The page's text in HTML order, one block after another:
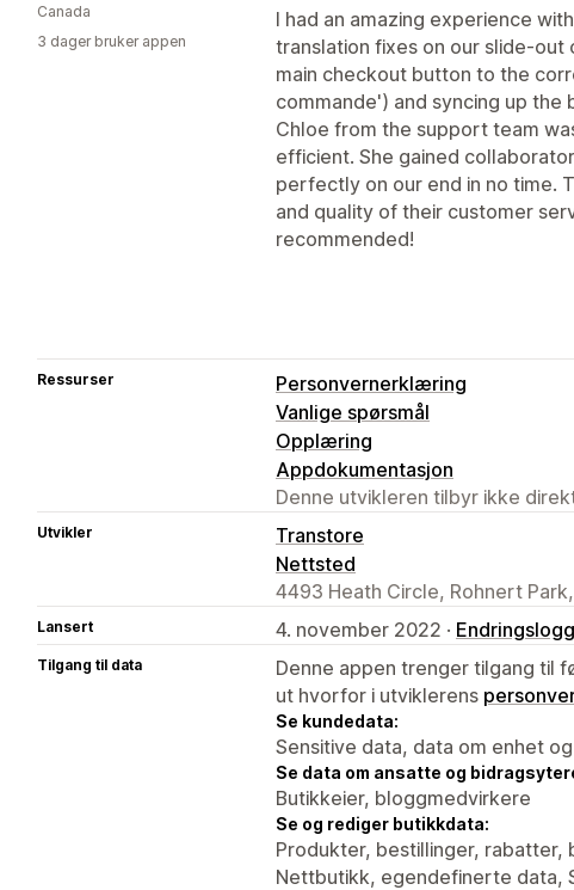
I had an amazing experience
translation fixes on our slide-
main checkout button to the
commande') and syncing up the
Chloe from the support team
efficient. She gained
perfectly on our end in no time.
and quality of their customer
recommended!
Canada
3 dager bruker appen
Ressurser
Personvernerklæring
Vanlige spørsmål
Opplæring
Appdokumentasjon
Denne utvikleren tilbyr ikke
Utvikler
Transtore
Nettsted
4493 Heath Circle, Rohnert
Lansert 4. november 2022 · Endringslogg
Tilgang til data
Denne appen trenger tilgang til
ut hvorfor i utviklerens
Se kundedata:
Sensitive data, data om enhet
Se data om ansatte og
Butikkeier, bloggmedvirkere
Se og rediger butikkdata:
Produkter, bestillinger, rabatter,
Nettbutikk, egendefinerte data,